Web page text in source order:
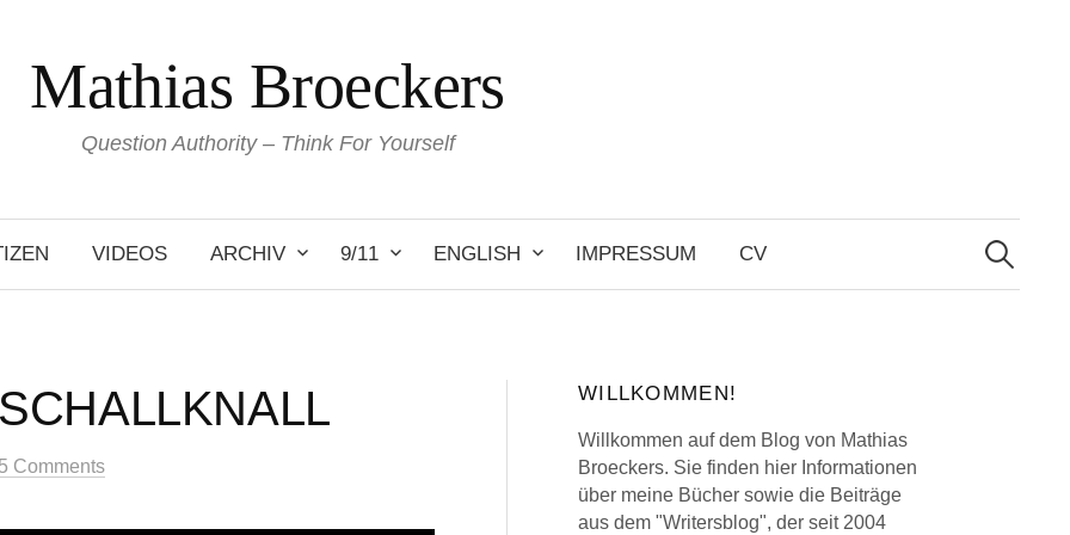
Mathias Broeckers
Question Authority – Think For Yourself
VIDEOS ARCHIV 9/11 ENGLISH IMPRESSUM CV
Search
for:
Comments
WILLKOMMEN!
Willkommen auf dem Blog von Mathias
Broeckers. Sie finden hier Informationen
über meine Bücher sowie die Beiträge
aus dem "Writersblog", der seit 2004